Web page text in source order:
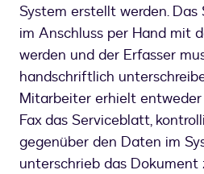
System erstellt werden.
im Anschluss per Hand mit
werden und der Erfasser
handschriftlich
Mitarbeiter erhielt
Fax das Serviceblatt,
gegenüber den Daten im
unterschrieb das Dokument